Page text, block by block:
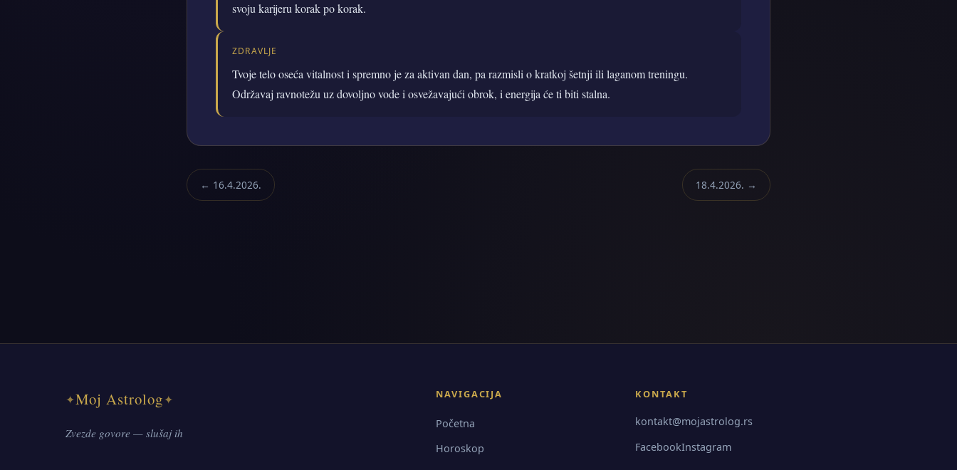
svoju karijeru korak po korak.
ZDRAVLJE
Tvoje telo oseća vitalnost i spremno je za aktivan dan, pa razmisli o kratkoj šetnji ili laganom treningu.
Održavaj ravnotežu uz dovoljno vode i osvežavajući obrok, i energija će ti biti stalna.
← 16.4.2026. 18.4.2026. →
✦Moj Astrolog✦
Zvezde govore — slušaj ih
NAVIGACIJA
Početna
Horoskop
KONTAKT
kontakt@mojastrolog.rs
FacebookInstagram